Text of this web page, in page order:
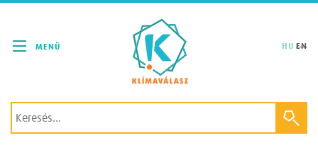
HU EN